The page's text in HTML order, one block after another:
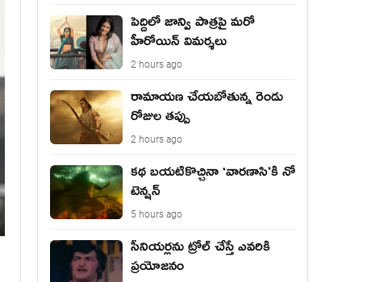
పెద్దిలో జాన్వి పాత్రపై మరో
హీరోయిన్ విమర్శలు
2 hours ago
రామాయణ చేయబోతున్న రెండు
రోజుల తప్పు
2 hours ago
కథ బయటికొచ్చినా ‘వారణాసి’కి నో
టెన్షన్
5 hours ago
సీనియర్లను ట్రోల్ చేస్తే ఎవరికి
ప్రయోజనం